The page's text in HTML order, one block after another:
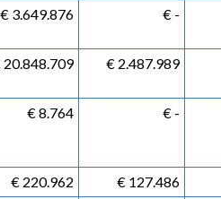
€ 3.649.876 € -
20.848.709 € 2.487.989
€ 8.764 € -
€ 220.962
€ 127.486